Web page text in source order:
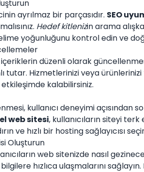
ayrılmaz bir parçasıdır. SEO
Hedef kitlenizin arama
yoğunluğunu kontrol edin ve
düzenli olarak
tutar. Hizmetlerinizi veya
kalabilirsiniz.
kullanıcı deneyimi
web sitesi, kullanıcıların siteyi
ve hızlı bir hosting sağlayıcısı
Oluşturun
web sitenizde nasıl
bilgilere hızlıca ulaşmalarını